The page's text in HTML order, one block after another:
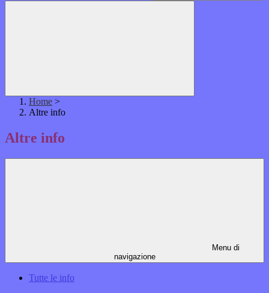
Home >
Altre info
Altre info
Menu di
navigazione
Tutte le info